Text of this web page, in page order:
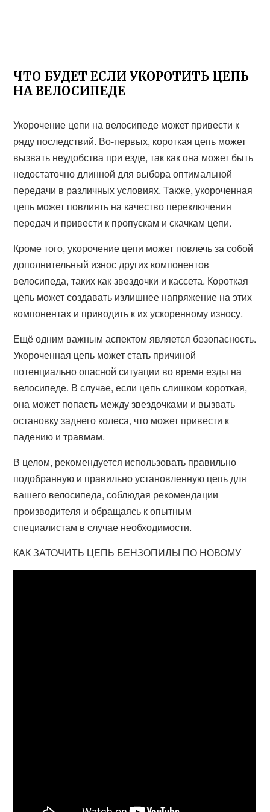
ЧТО БУДЕТ ЕСЛИ УКОРОТИТЬ ЦЕПЬ
НА ВЕЛОСИПЕДЕ
Укорочение цепи на велосипеде может привести к
ряду последствий. Во-первых, короткая цепь может
вызвать неудобства при езде, так как она может быть
недостаточно длинной для выбора оптимальной
передачи в различных условиях. Также, укороченная
цепь может повлиять на качество переключения
передач и привести к пропускам и скачкам цепи.
Кроме того, укорочение цепи может повлечь за собой
дополнительный износ других компонентов
велосипеда, таких как звездочки и кассета. Короткая
цепь может создавать излишнее напряжение на этих
компонентах и приводить к их ускоренному износу.
Ещё одним важным аспектом является безопасность.
Укороченная цепь может стать причиной
потенциально опасной ситуации во время езды на
велосипеде. В случае, если цепь слишком короткая,
она может попасть между звездочками и вызвать
остановку заднего колеса, что может привести к
падению и травмам.
В целом, рекомендуется использовать правильно
подобранную и правильно установленную цепь для
вашего велосипеда, соблюдая рекомендации
производителя и обращаясь к опытным
специалистам в случае необходимости.
КАК ЗАТОЧИТЬ ЦЕПЬ БЕНЗОПИЛЫ ПО НОВОМУ